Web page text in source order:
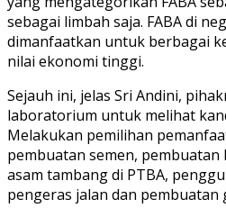
sebagai limbah saja. FABA di
dimanfaatkan untuk berbagai
nilai ekonomi tinggi.
Sejauh ini, jelas Sri Andini,
laboratorium untuk melihat
Melakukan pemilihan
pembuatan semen,
asam tambang di PTBA,
pengeras jalan dan pembuatan